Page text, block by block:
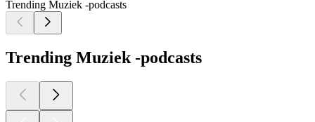
Trending Muziek -podcasts
Trending Muziek -podcasts